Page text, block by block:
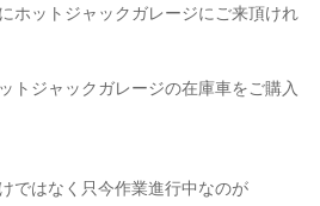
ホットジャックガレージにご来頂けれ
トジャックガレージの在庫車をご購入
ではなく只今作業進行中なのが